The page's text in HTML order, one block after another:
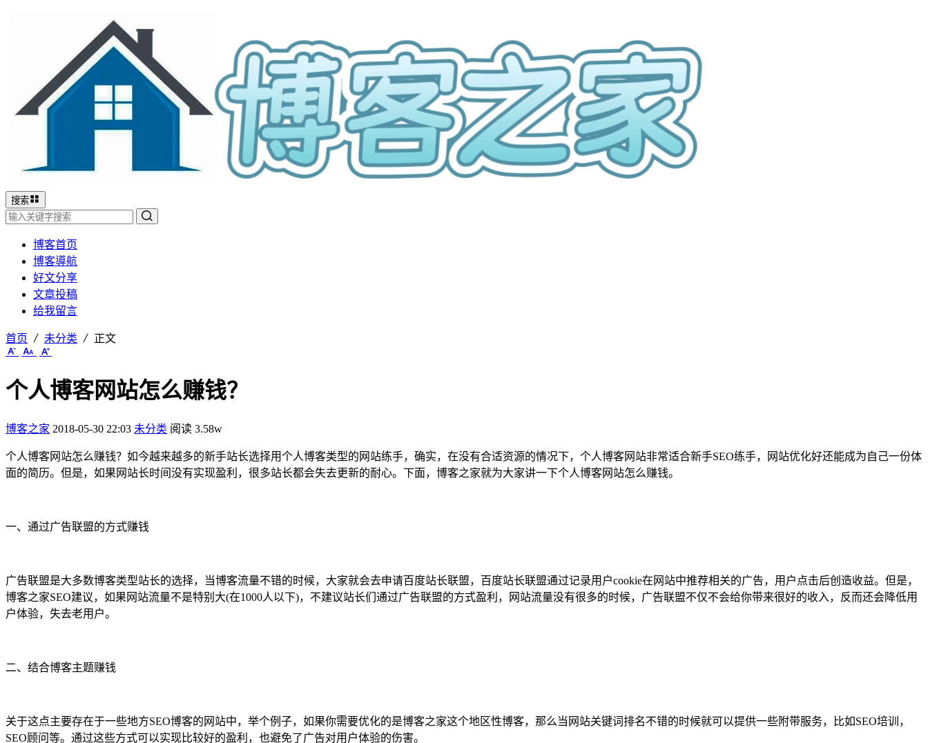
搜索
博客首页
博客導航
好文分享
文章投稿
给我留言
首页 未分类 正文
个人博客网站怎么赚钱？
博客之家 2018-05-30 22:03 未分类 阅读 3.58w
个人博客网站怎么赚钱？如今越来越多的新手站长选择用个人博客类型的网站练手，确实，在没有合适资源的情况下，个人博客网站非常适合新手SEO练手，网站优化好还能成为自己一份体
面的简历。但是，如果网站长时间没有实现盈利，很多站长都会失去更新的耐心。下面，博客之家就为大家讲一下个人博客网站怎么赚钱。
一、通过广告联盟的方式赚钱
广告联盟是大多数博客类型站长的选择，当博客流量不错的时候，大家就会去申请百度站长联盟，百度站长联盟通过记录用户cookie在网站中推荐相关的广告，用户点击后创造收益。但是，
博客之家SEO建议，如果网站流量不是特别大(在1000人以下)，不建议站长们通过广告联盟的方式盈利，网站流量没有很多的时候，广告联盟不仅不会给你带来很好的收入，反而还会降低用
户体验，失去老用户。
二、结合博客主题赚钱
关于这点主要存在于一些地方SEO博客的网站中，举个例子，如果你需要优化的是博客之家这个地区性博客，那么当网站关键词排名不错的时候就可以提供一些附带服务，比如SEO培训，
SEO顾问等。通过这些方式可以实现比较好的盈利，也避免了广告对用户体验的伤害。